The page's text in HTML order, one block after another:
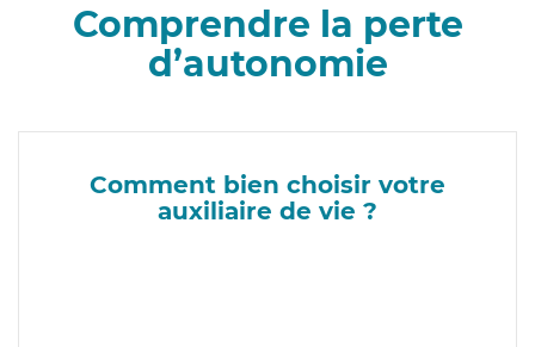
Comprendre la perte
d’autonomie
Comment bien choisir votre
auxiliaire de vie ?